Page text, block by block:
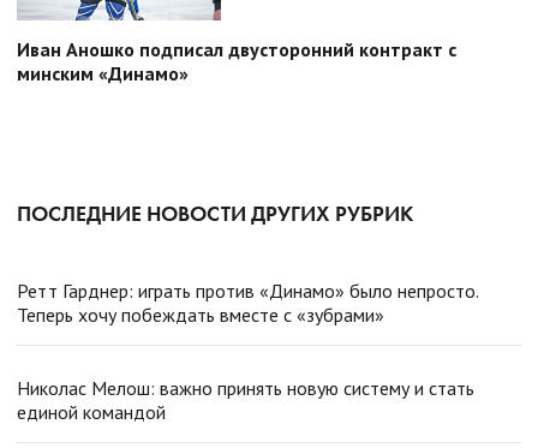
Иван Аношко подписал двусторонний контракт с
минским «Динамо»
ПОСЛЕДНИЕ НОВОСТИ ДРУГИХ РУБРИК
Ретт Гарднер: играть против «Динамо» было непросто.
Теперь хочу побеждать вместе с «зубрами»
Николас Мелош: важно принять новую систему и стать
единой командой